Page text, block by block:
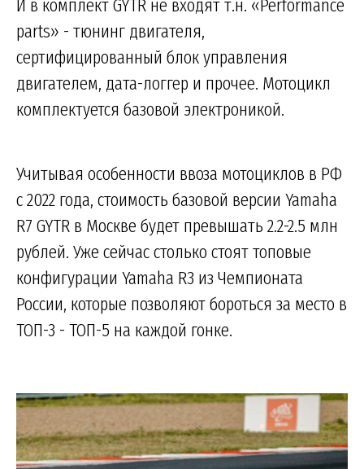
И в комплект GYTR не входят т.н. «Performance
parts» - тюнинг двигателя,
сертифицированный блок управления
двигателем, дата-логгер и прочее. Мотоцикл
комплектуется базовой электроникой.
Учитывая особенности ввоза мотоциклов в РФ
с 2022 года, стоимость базовой версии Yamaha
R7 GYTR в Москве будет превышать 2.2-2.5 млн
рублей. Уже сейчас столько стоят топовые
конфигурации Yamaha R3 из Чемпионата
России, которые позволяют бороться за место в
ТОП-3 - ТОП-5 на каждой гонке.